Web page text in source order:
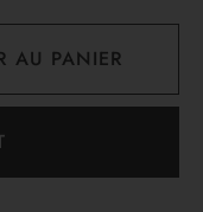
AU PANIER